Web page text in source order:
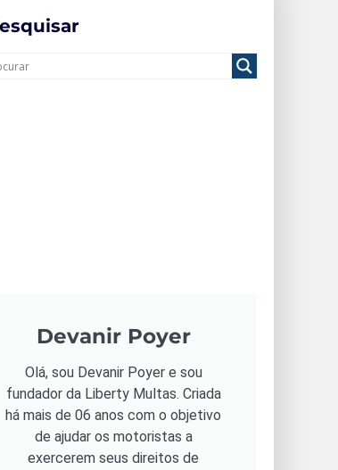
Devanir Poyer
Olá, sou Devanir Poyer e sou
fundador da Liberty Multas. Criada
há mais de 06 anos com o objetivo
de ajudar os motoristas a
exercerem seus direitos de